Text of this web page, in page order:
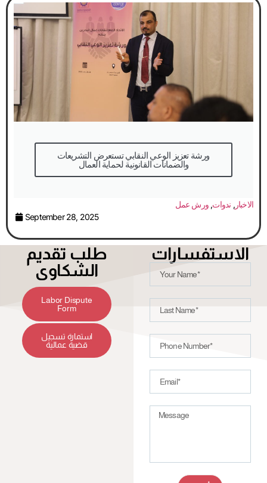
والضمانات القانونية لحماية العمال
الاخبار, ندوات,ورش عمل
September 28, 2025
طلب تقديم
الشكاوى
Labor Dispute
Form
استمارة تسجيل
قضية عمالية
الاستفسارات